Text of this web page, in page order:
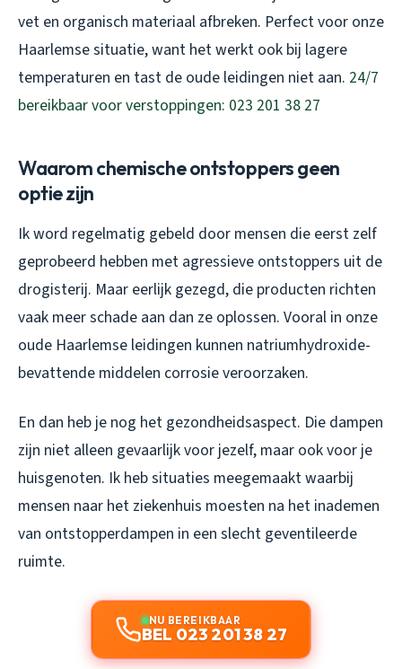
vet en organisch materiaal afbreken. Perfect voor onze
Haarlemse situatie, want het werkt ook bij lagere
temperaturen en tast de oude leidingen niet aan. 24/7
bereikbaar voor verstoppingen: 023 201 38 27
Waarom chemische ontstoppers geen
optie zijn
Ik word regelmatig gebeld door mensen die eerst zelf
geprobeerd hebben met agressieve ontstoppers uit de
drogisterij. Maar eerlijk gezegd, die producten richten
vaak meer schade aan dan ze oplossen. Vooral in onze
oude Haarlemse leidingen kunnen natriumhydroxide-
bevattende middelen corrosie veroorzaken.
En dan heb je nog het gezondheidsaspect. Die dampen
zijn niet alleen gevaarlijk voor jezelf, maar ook voor je
huisgenoten. Ik heb situaties meegemaakt waarbij
mensen naar het ziekenhuis moesten na het inademen
van ontstopperdampen in een slecht geventileerde
ruimte.
NU BEREIKBAAR
BEL 023 201 38 27